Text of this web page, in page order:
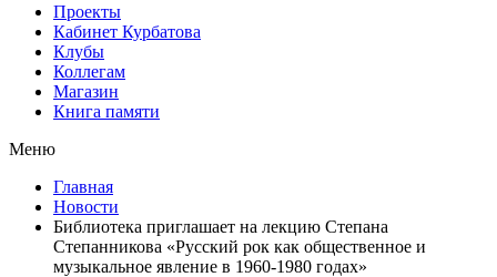
Проекты
Кабинет Курбатова
Клубы
Коллегам
Магазин
Книга памяти
Меню
Главная
Новости
Библиотека приглашает на лекцию Степана
Степанникова «Русский рок как общественное и
музыкальное явление в 1960-1980 годах»